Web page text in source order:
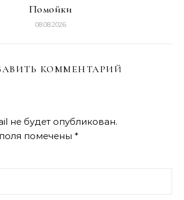
Помойки
08.08.2026
КОММЕНТАРИЙ
не будет опубликован.
помечены *